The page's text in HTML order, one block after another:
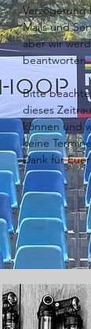
Verzögerung
Mails und
aber wir
beantworten.
Bitte
dieses
können und
keine
Dank für